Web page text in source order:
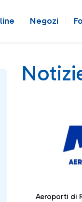
Negozi
Aeroporti di